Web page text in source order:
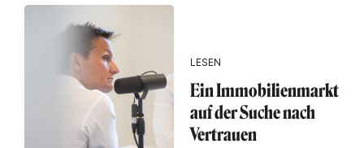
LESEN
Ein Immobilienmarkt
auf der Suche nach
Vertrauen